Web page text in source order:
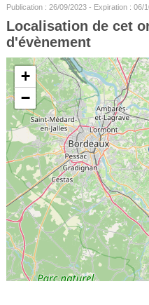
Publication : 26/09/2023 - Expiration : 06/
Localisation de cet
d'évènement
+
−